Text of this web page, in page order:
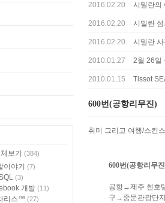
보기 (384)
이야기 (7)
(3)
개발 (11)
리스™ (27)
2016.02.20 시밀란의
2016.02.20 시밀란
2016.02.20 시밀란 사
2010.01.27 2월 26일
2010.01.15 Tissot
600번(공항리무진)
취미 그리고 여행/스킨
600번(공항리무
공항→제주 썬호
구→중문관광단